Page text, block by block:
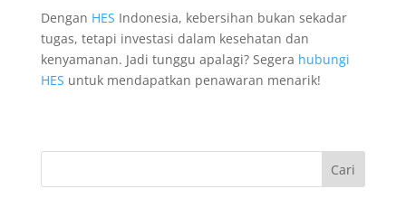
Dengan HES Indonesia, kebersihan bukan sekadar
tugas, tetapi investasi dalam kesehatan dan
kenyamanan. Jadi tunggu apalagi? Segera hubungi
HES untuk mendapatkan penawaran menarik!
Cari